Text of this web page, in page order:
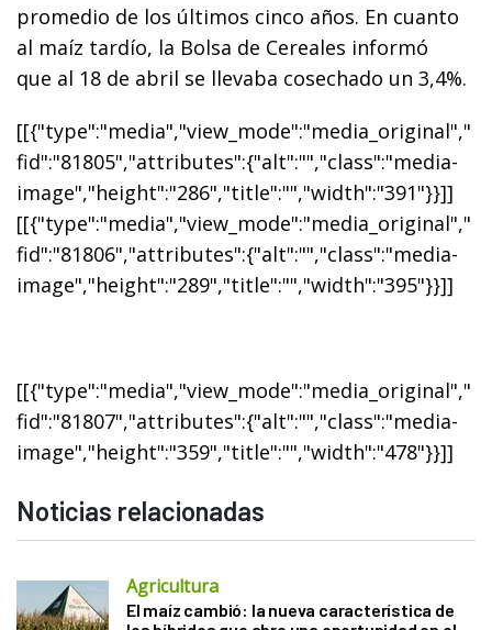
promedio de los últimos cinco años. En cuanto
al maíz tardío, la Bolsa de Cereales informó
que al 18 de abril se llevaba cosechado un 3,4%.
[[{"type":"media","view_mode":"media_original","
fid":"81805","attributes":{"alt":"","class":"media-
image","height":"286","title":"","width":"391"}}]]
[[{"type":"media","view_mode":"media_original","
fid":"81806","attributes":{"alt":"","class":"media-
image","height":"289","title":"","width":"395"}}]]
[[{"type":"media","view_mode":"media_original","
fid":"81807","attributes":{"alt":"","class":"media-
image","height":"359","title":"","width":"478"}}]]
Noticias relacionadas
Agricultura
El maíz cambió: la nueva característica de